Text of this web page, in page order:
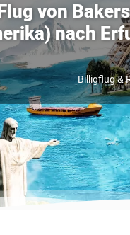
von
nach
Billigflug &